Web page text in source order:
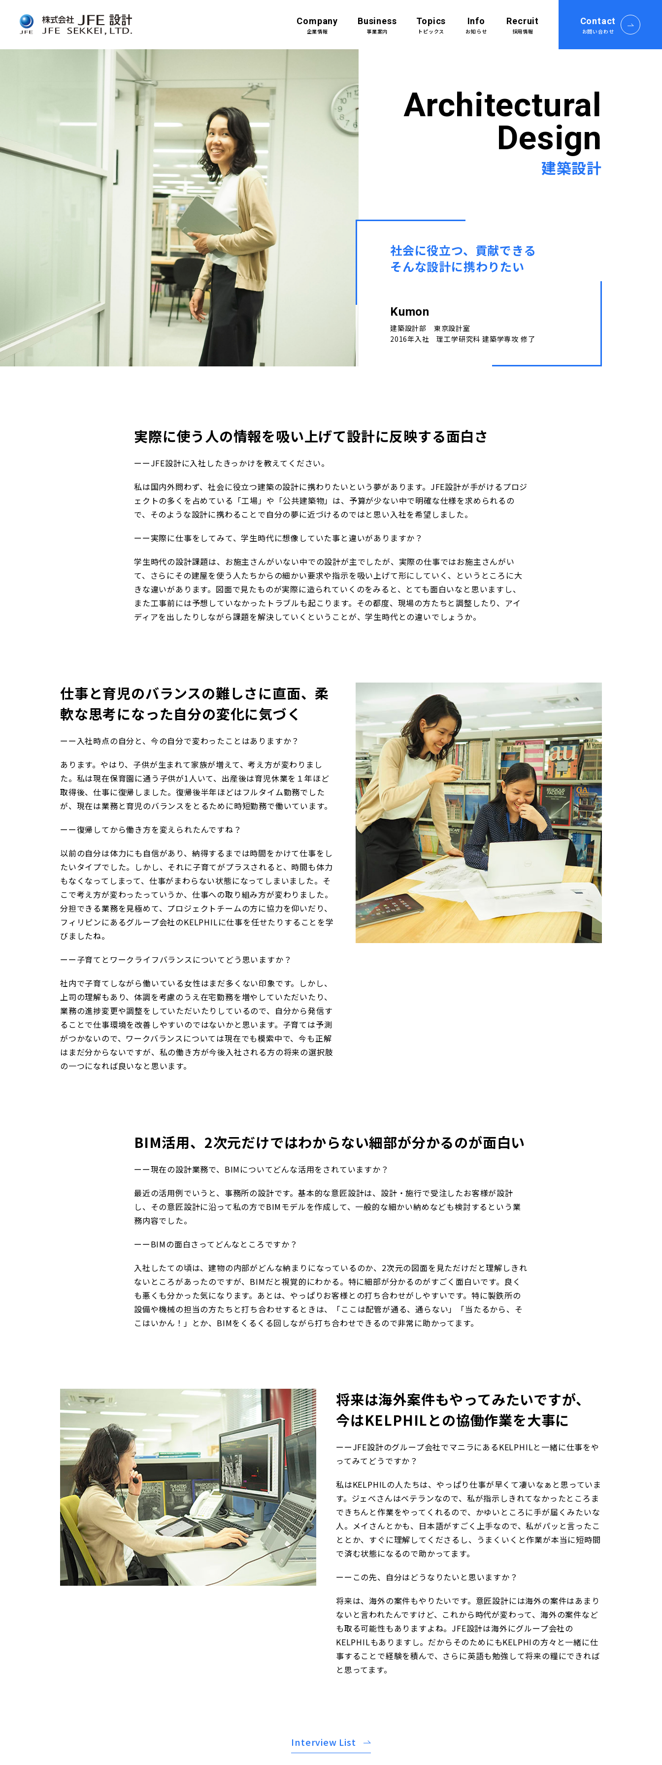
Company
企業情報
トップメッセージ
会社概要
Business
事業案内
建築設計＆デザイン
機械設備設計
Topics
トピックス
Info
お知らせ
Recruit
採用情報
プロジェクトストーリー
社員インタビュー
誰もが働きやすい環境を
Contact
お問い合わせ
Architectural
Design
建築設計
社会に役立つ、貢献できる
そんな設計に携わりたい
Kumon
建築設計部 東京設計室
2016年入社 理工学研究科 建築学専攻 修了
実際に使う人の情報を吸い上げて設計に反映する面白さ
ーーJFE設計に入社したきっかけを教えてください。
私は国内外問わず、社会に役立つ建築の設計に携わりたいという夢があります。JFE設計が手がけるプロジ
ェクトの多くを占めている「工場」や「公共建築物」は、予算が少ない中で明確な仕様を求められるの
で、そのような設計に携わることで自分の夢に近づけるのではと思い入社を希望しました。
ーー実際に仕事をしてみて、学生時代に想像していた事と違いがありますか？
学生時代の設計課題は、お施主さんがいない中での設計が主でしたが、実際の仕事ではお施主さんがい
て、さらにその建屋を使う人たちからの細かい要求や指示を吸い上げて形にしていく、というところに大
きな違いがあります。図面で見たものが実際に造られていくのをみると、とても面白いなと思いますし、
また工事前には予想していなかったトラブルも起こります。その都度、現場の方たちと調整したり、アイ
ディアを出したりしながら課題を解決していくということが、学生時代との違いでしょうか。
仕事と育児のバランスの難しさに直面、柔
軟な思考になった自分の変化に気づく
ーー入社時点の自分と、今の自分で変わったことはありますか？
あります。やはり、子供が生まれて家族が増えて、考え方が変わりまし
た。私は現在保育園に通う子供が1人いて、出産後は育児休業を１年ほど
取得後、仕事に復帰しました。復帰後半年ほどはフルタイム勤務でした
が、現在は業務と育児のバランスをとるために時短勤務で働いています。
ーー復帰してから働き方を変えられたんですね？
以前の自分は体力にも自信があり、納得するまでは時間をかけて仕事をし
たいタイプでした。しかし、それに子育てがプラスされると、時間も体力
もなくなってしまって、仕事がまわらない状態になってしまいました。そ
こで考え方が変わったっていうか、仕事への取り組み方が変わりました。
分担できる業務を見極めて、プロジェクトチームの方に協力を仰いだり、
フィリピンにあるグループ会社のKELPHILに仕事を任せたりすることを学
びましたね。
ーー子育てとワークライフバランスについてどう思いますか？
社内で子育てしながら働いている女性はまだ多くない印象です。しかし、
上司の理解もあり、体調を考慮のうえ在宅勤務を増やしていただいたり、
業務の進捗変更や調整をしていただいたりしているので、自分から発信す
ることで仕事環境を改善しやすいのではないかと思います。子育ては予測
がつかないので、ワークバランスについては現在でも模索中で、今も正解
はまだ分からないですが、私の働き方が今後入社される方の将来の選択肢
の一つになれば良いなと思います。
BIM活用、2次元だけではわからない細部が分かるのが面白い
ーー現在の設計業務で、BIMについてどんな活用をされていますか？
最近の活用例でいうと、事務所の設計です。基本的な意匠設計は、設計・施行で受注したお客様が設計
し、その意匠設計に沿って私の方でBIMモデルを作成して、一般的な細かい納めなども検討するという業
務内容でした。
ーーBIMの面白さってどんなところですか？
入社したての頃は、建物の内部がどんな納まりになっているのか、2次元の図面を見ただけだと理解しきれ
ないところがあったのですが、BIMだと視覚的にわかる。特に細部が分かるのがすごく面白いです。良く
も悪くも分かった気になります。あとは、やっぱりお客様との打ち合わせがしやすいです。特に製鉄所の
設備や機械の担当の方たちと打ち合わせするときは、「ここは配管が通る、通らない」「当たるから、そ
こはいかん！」とか、BIMをくるくる回しながら打ち合わせできるので非常に助かってます。
将来は海外案件もやってみたいですが、
今はKELPHILとの協働作業を大事に
ーーJFE設計のグループ会社でマニラにあるKELPHILと一緒に仕事をや
ってみてどうですか？
私はKELPHILの人たちは、やっぱり仕事が早くて凄いなぁと思っていま
す。ジェべさんはベテランなので、私が指示しきれてなかったところま
できちんと作業をやってくれるので、かゆいところに手が届くみたいな
人。メイさんとかも、日本語がすごく上手なので、私がパッと言ったこ
ととか、すぐに理解してくださるし、うまくいくと作業が本当に短時間
で済む状態になるので助かってます。
ーーこの先、自分はどうなりたいと思いますか？
将来は、海外の案件もやりたいです。意匠設計には海外の案件はあまり
ないと言われたんですけど、これから時代が変わって、海外の案件など
も取る可能性もありますよね。JFE設計は海外にグループ会社の
KELPHILもありますし。だからそのためにもKELPHIの方々と一緒に仕
事することで経験を積んで、さらに英語も勉強して将来の糧にできれば
と思ってます。
Interview List